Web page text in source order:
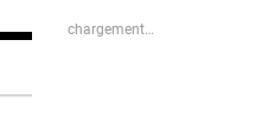
chargement…